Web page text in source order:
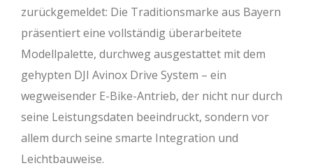
zurückgemeldet: Die Traditionsmarke aus Bayern
präsentiert eine vollständig überarbeitete
Modellpalette, durchweg ausgestattet mit dem
gehypten DJI Avinox Drive System – ein
wegweisender E-Bike-Antrieb, der nicht nur durch
seine Leistungsdaten beeindruckt, sondern vor
allem durch seine smarte Integration und
Leichtbauweise.